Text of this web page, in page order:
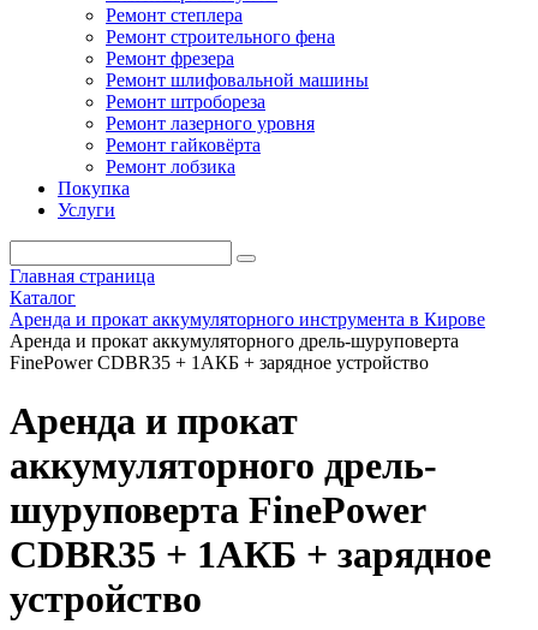
Ремонт степлера
Ремонт строительного фена
Ремонт фрезера
Ремонт шлифовальной машины
Ремонт штробореза
Ремонт лазерного уровня
Ремонт гайковёрта
Ремонт лобзика
Покупка
Услуги
Главная страница
Каталог
Аренда и прокат аккумуляторного инструмента в Кирове
Аренда и прокат аккумуляторного дрель-шуруповерта
FinePower CDBR35 + 1АКБ + зарядное устройство
Аренда и прокат
аккумуляторного дрель-
шуруповерта FinePower
CDBR35 + 1АКБ + зарядное
устройство